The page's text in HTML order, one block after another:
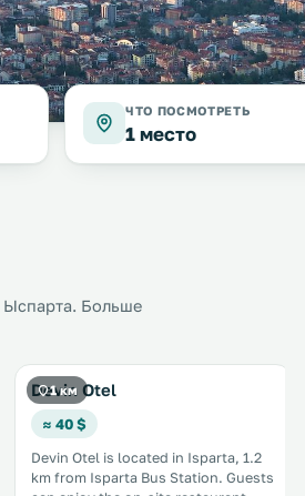
ЧТО ПОСМОТРЕТЬ
1 место
Ыспарта. Больше
1 км
Devin Otel
≈ 40 $
Devin Otel is located in Isparta, 1.2
km from Isparta Bus Station. Guests